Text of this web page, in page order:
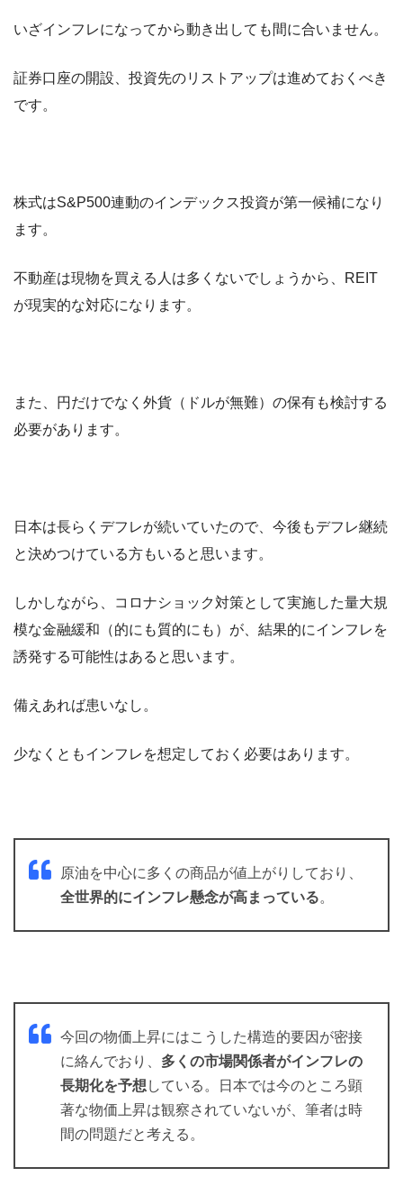
いざインフレになってから動き出しても間に合いません。
証券口座の開設、投資先のリストアップは進めておくべき
です。
株式はS&P500連動のインデックス投資が第一候補になり
ます。
不動産は現物を買える人は多くないでしょうから、REIT
が現実的な対応になります。
また、円だけでなく外貨（ドルが無難）の保有も検討する
必要があります。
日本は長らくデフレが続いていたので、今後もデフレ継続
と決めつけている方もいると思います。
しかしながら、コロナショック対策として実施した量大規
模な金融緩和（的にも質的にも）が、結果的にインフレを
誘発する可能性はあると思います。
備えあれば患いなし。
少なくともインフレを想定しておく必要はあります。
原油を中心に多くの商品が値上がりしており、
全世界的にインフレ懸念が高まっている。
今回の物価上昇にはこうした構造的要因が密接
に絡んでおり、 多くの市場関係者がインフレの
長期化を予想 している。日本では今のところ顕
著な物価上昇は観察されていないが、筆者は時
間の問題だと考える。